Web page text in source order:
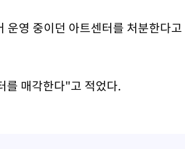
운영 중이던 아트센터를 처분한다고
매각한다"고 적었다.